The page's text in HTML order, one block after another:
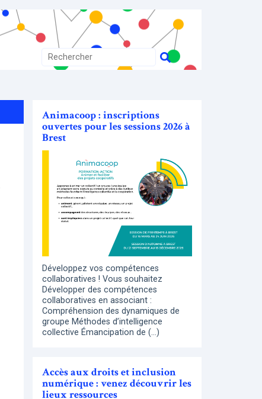
Animacoop : inscriptions
ouvertes pour les sessions 2026 à
Brest
Développez vos compétences
collaboratives ! Vous souhaitez
Développer des compétences
collaboratives en associant :
Compréhension des dynamiques de
groupe Méthodes d’intelligence
collective Émancipation de (…)
Accès aux droits et inclusion
numérique : venez découvrir les
lieux ressources